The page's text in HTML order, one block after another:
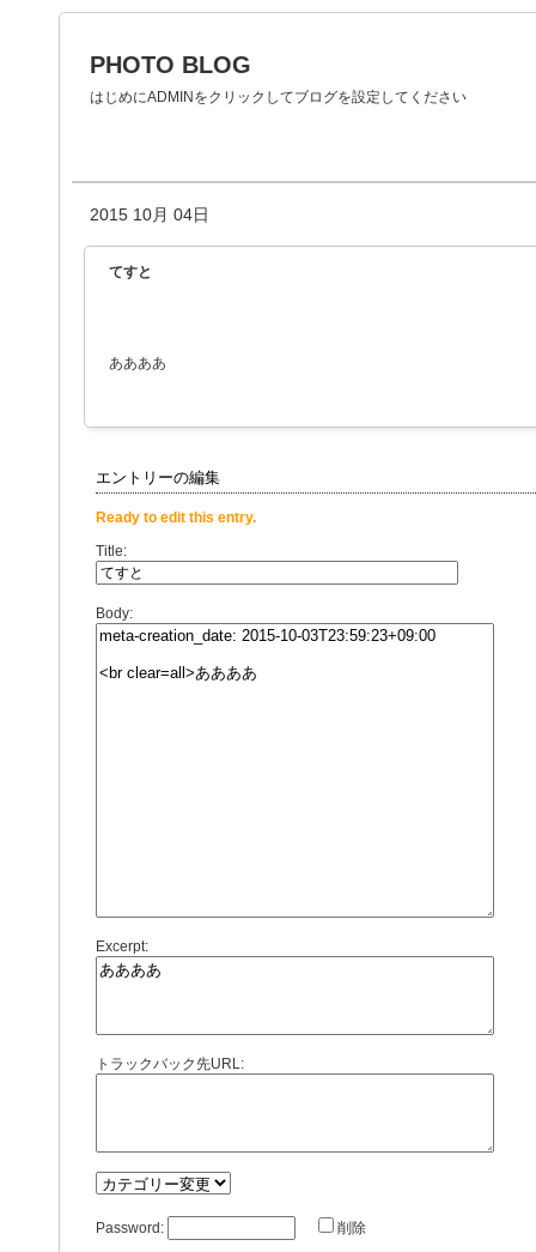
PHOTO BLOG
はじめにADMINをクリックしてブログを設定してください
2015 10月 04日
てすと
ああああ
エントリーの編集
Ready to edit this entry.
Title:
Body:
Excerpt:
トラックバック先URL:
Password: 削除